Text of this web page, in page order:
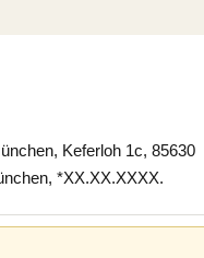
Keferloh 1c, 85630
*XX.XX.XXXX.